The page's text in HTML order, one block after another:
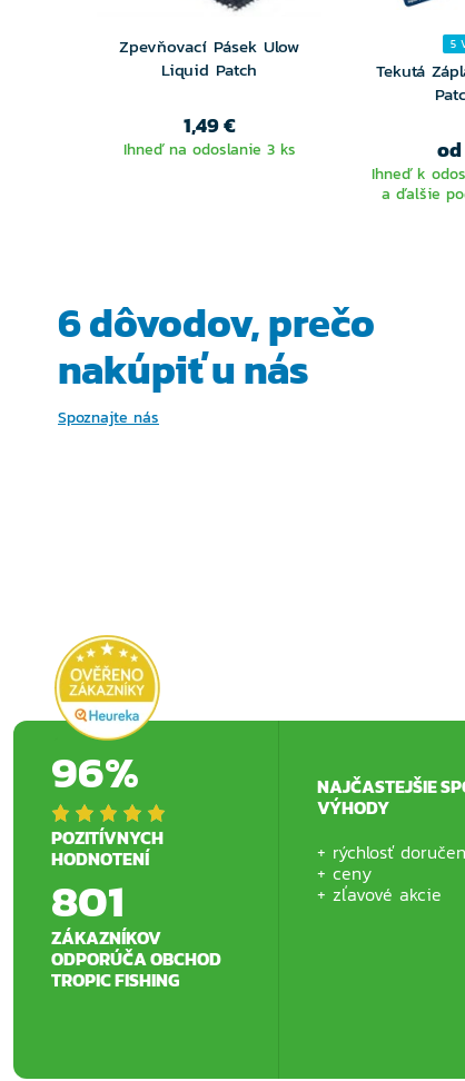
Zpevňovací Pásek Ulow
Liquid Patch
1,49 €
Ihneď na odoslanie 3 ks
5
Tekutá
od
Ihneď k
a ďalšie
6 dôvodov, prečo
nakúpiť u nás
Spoznajte nás
96%
POZITÍVNYCH
HODNOTENÍ
801
ZÁKAZNÍKOV
ODPORÚČA OBCHOD
TROPIC FISHING
NAJČASTEJŠIE
VÝHODY
rýchlosť
ceny
zľavové akcie